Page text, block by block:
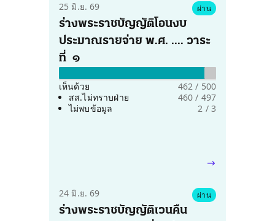
25 มิ.ย. 69 ผ่าน
ร่างพระราชบัญญัติโอนงบ
ประมาณรายจ่าย พ.ศ. .... วาระ
ที่  ๑
เห็นด้วย
462 / 500
สส.ไม่ทราบฝ่าย
460 / 497
ไม่พบข้อมูล
2 / 3
24 มิ.ย. 69 ผ่าน
ร่างพระราชบัญญัติเวนคืน